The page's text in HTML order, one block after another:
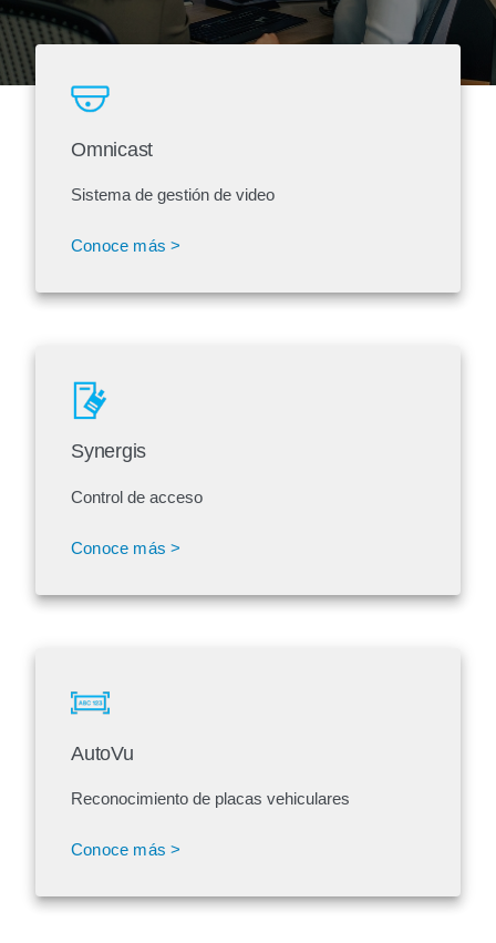
Omnicast
Sistema de gestión de video
Conoce más >
Synergis
Control de acceso
Conoce más >
AutoVu
Reconocimiento de placas vehiculares
Conoce más >